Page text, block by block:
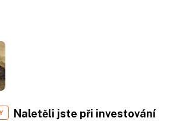
Naletěli jste při investování